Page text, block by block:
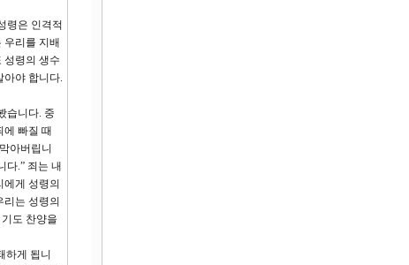
령은 인격적
우리를 지배
성령의 생수
아야 합니다.
습니다. 중
빠질 때
아버립니
다.” 죄는 내
게 성령의
는 성령의
도 찬양을
하게 됩니